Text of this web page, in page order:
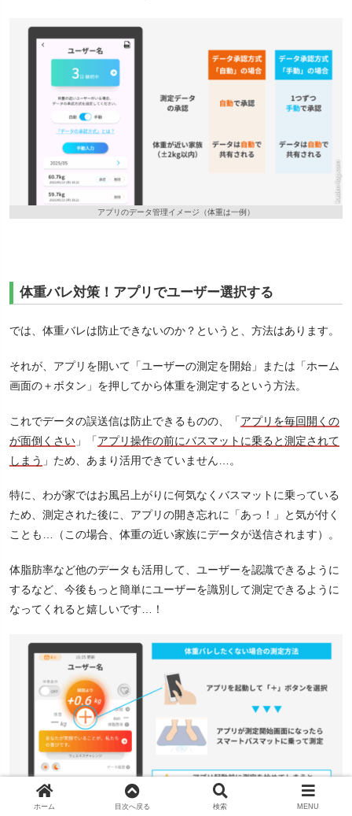
アプリのデータ管理イメージ（体重は一例）
体重バレ対策！アプリでユーザー選択する
では、体重バレは防止できないのか？というと、方法はあります。
それが、アプリを開いて「ユーザーの測定を開始」または「ホーム
画面の＋ボタン」を押してから体重を測定するという方法。
これでデータの誤送信は防止できるものの、「アプリを毎回開くの
が面倒くさい 」「アプリ操作の前にバスマットに乗ると測定されて
しまう 」ため、あまり活用できていません…。
特に、わが家ではお風呂上がりに何気なくバスマットに乗っている
ため、測定された後に、アプリの開き忘れに「あっ！」と気が付く
ことも…（この場合、体重の近い家族にデータが送信されます）。
体脂肪率など他のデータも活用して、ユーザーを認識できるように
するなど、今後もっと簡単にユーザーを識別して測定できるように
なってくれると嬉しいです…！
ホーム 目次へ戻る 検索 MENU